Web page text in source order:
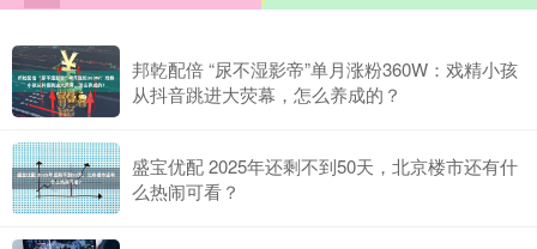
邦乾配倍 “尿不湿影帝”单月涨粉360W：戏精小孩
从抖音跳进大荧幕，怎么养成的？
盛宝优配 2025年还剩不到50天，北京楼市还有什
么热闹可看？